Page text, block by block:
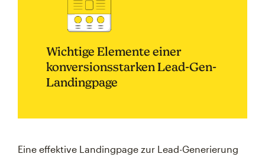
Wichtige Elemente einer
konversionsstarken Lead-Gen-
Landingpage
Eine effektive Landingpage zur Lead-Generierung